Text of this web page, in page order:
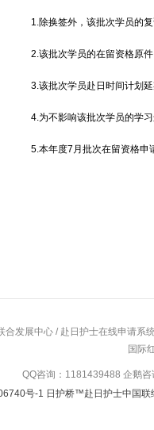
1.除换签外，该批次学员的
2.该批次学员的在留资格原
3.该批次学员赴日时间计划
4.为不影响该批次学员的学
5.本年度7月批次在留资格申
合发展中心/ 赴日护士在线申请系
国际
QQ咨询：1181439488 企鹅咨
号-1 日护桥™赴日护士中国联